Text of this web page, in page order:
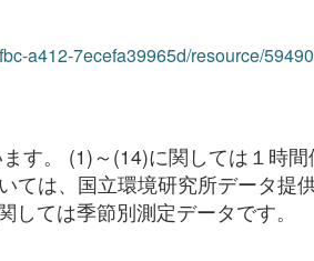
resource/594906a2-4492-
す。 (1)～(14)に関しては１時
は、国立環境研究所データ提
ては季節別測定データです。